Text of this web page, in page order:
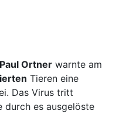
Ortner warnte am
Tieren eine
Das Virus tritt
durch es ausgelöste